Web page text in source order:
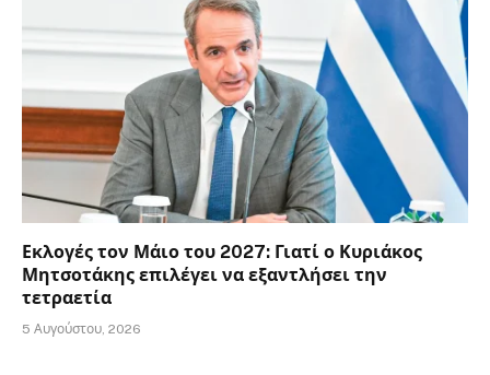
Εκλογές τον Μάιο του 2027: Γιατί ο Κυριάκος
Μητσοτάκης επιλέγει να εξαντλήσει την
τετραετία
5 Αυγούστου, 2026